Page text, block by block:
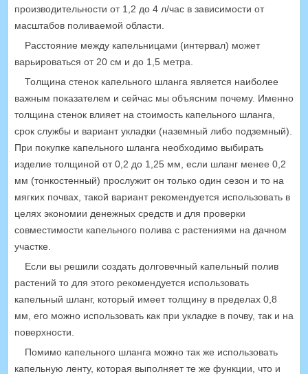
производительности от 1,2 до 4 л/час в зависимости от
масштабов поливаемой области.
Расстояние между капельницами (интервал) может
варьироваться от 20 см и до 1,5 метра.
Толщина стенок капельного шланга является наиболее
важным показателем и сейчас мы объясним почему. Именно
толщина стенок влияет на стоимость капельного шланга,
срок службы и вариант укладки (наземный либо подземный).
При покупке капельного шланга необходимо выбирать
изделие толщиной от 0,2 до 1,25 мм, если шланг менее 0,2
мм (тонкостенный) прослужит он только один сезон и то на
мягких почвах, такой вариант рекомендуется использовать в
целях экономии денежных средств и для проверки
совместимости капельного полива с растениями на дачном
участке.
Если вы решили создать долговечный капельный полив
растений то для этого рекомендуется использовать
капельный шланг, который имеет толщину в пределах 0,8
мм, его можно использовать как при укладке в почву, так и на
поверхности.
Помимо капельного шланга можно так же использовать
капельную ленту, которая выполняет те же функции, что и